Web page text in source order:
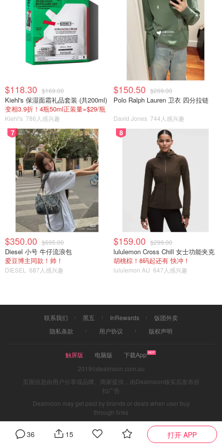
$118.30 $169.00
Kiehl's 保湿面霜礼品套装 (共200ml)
变相3.9折！4瓶50ml正装量=$29/瓶
Kiehl's 786人感兴趣
$150.50 $269.00
Polo Ralph Lauren 卫衣 四分拉链
David Jones 744人感兴趣
7
$350.00 $695.00
Diesel 小号 牛仔流浪包
爱豆博主同款！帅！
DIESEL 687人感兴趣
8
$159.00 $299.00
lululemon Cross Chill 女士功能夹克
胡桃棕！8码起还有 快冲！
lululemon AU 647人感兴趣
36 15 打开 APP
联系我们 黑五 InRewards
饭团外卖
隐私条款
用户协议 版权声明
触屏版 电脑版
下载App
2019©dealmoon.com.au
页面信息由用户分享或品牌、商家提供，由Dealmoon核实后发布折
扣广告
Dealmoon may get paid by brands or deals when user buy
through links